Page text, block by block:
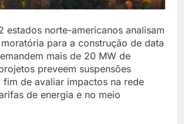
estados norte-americanos analisam
para a construção de data
mais de 20 MW de
preveem suspensões
fim de avaliar impactos na rede
de energia e no meio